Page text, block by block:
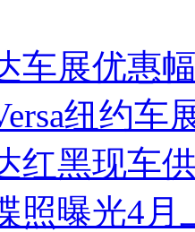
车展优惠
纽约车
红黑现车
照曝光4